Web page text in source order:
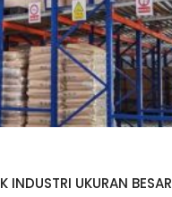
INDUSTRI UKURAN BESAR